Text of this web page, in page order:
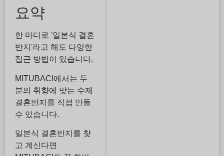
요약
한 마디로 '일본식 결혼
반지'라고 해도 다양한
접근 방법이 있습니다.
MITUBACI에서는 두
분의 취향에 맞는 수제
결혼반지를 직접 만들
수 있습니다.
일본식 결혼반지를 찾
고 계신다면